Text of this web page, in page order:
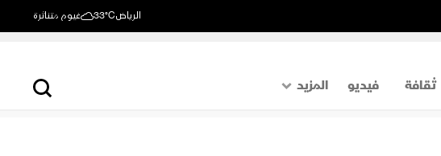
الرياض33°C غيوم متناثرة
ثقافة فيديو
المزيد